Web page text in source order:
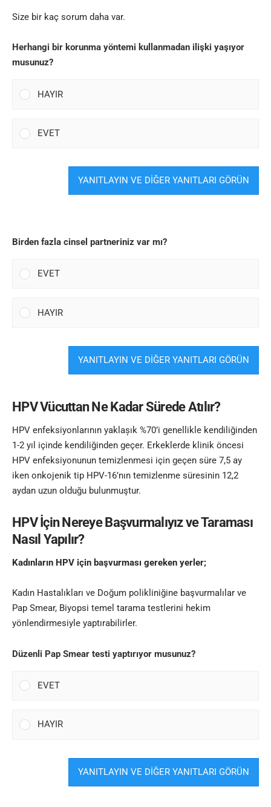
Size bir kaç sorum daha var.
Herhangi bir korunma yöntemi kullanmadan ilişki yaşıyor
musunuz?
HAYIR
EVET
YANITLAYIN VE DİĞER YANITLARI GÖRÜN
Birden fazla cinsel partneriniz var mı?
EVET
HAYIR
YANITLAYIN VE DİĞER YANITLARI GÖRÜN
HPV Vücuttan Ne Kadar Sürede Atılır?
HPV enfeksiyonlarının yaklașık %70’i genellikle kendiliğinden
1-2 yıl içinde kendiliğinden geçer. Erkeklerde klinik öncesi
HPV enfeksiyonunun temizlenmesi için geçen süre 7,5 ay
iken onkojenik tip HPV-16’nın temizlenme süresinin 12,2
aydan uzun olduğu bulunmuştur.
HPV İçin Nereye Başvurmalıyız ve Taraması
Nasıl Yapılır?
Kadınların HPV için başvurması gereken yerler;
Kadın Hastalıkları ve Doğum polikliniğine başvurmalılar ve
Pap Smear, Biyopsi temel tarama testlerini hekim
yönlendirmesiyle yaptırabilirler.
Düzenli Pap Smear testi yaptırıyor musunuz?
EVET
HAYIR
YANITLAYIN VE DİĞER YANITLARI GÖRÜN